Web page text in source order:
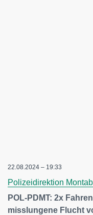
22.08.2024 – 19:33
Polizeidirektion
POL-PDMT: 2x
misslungene Flucht